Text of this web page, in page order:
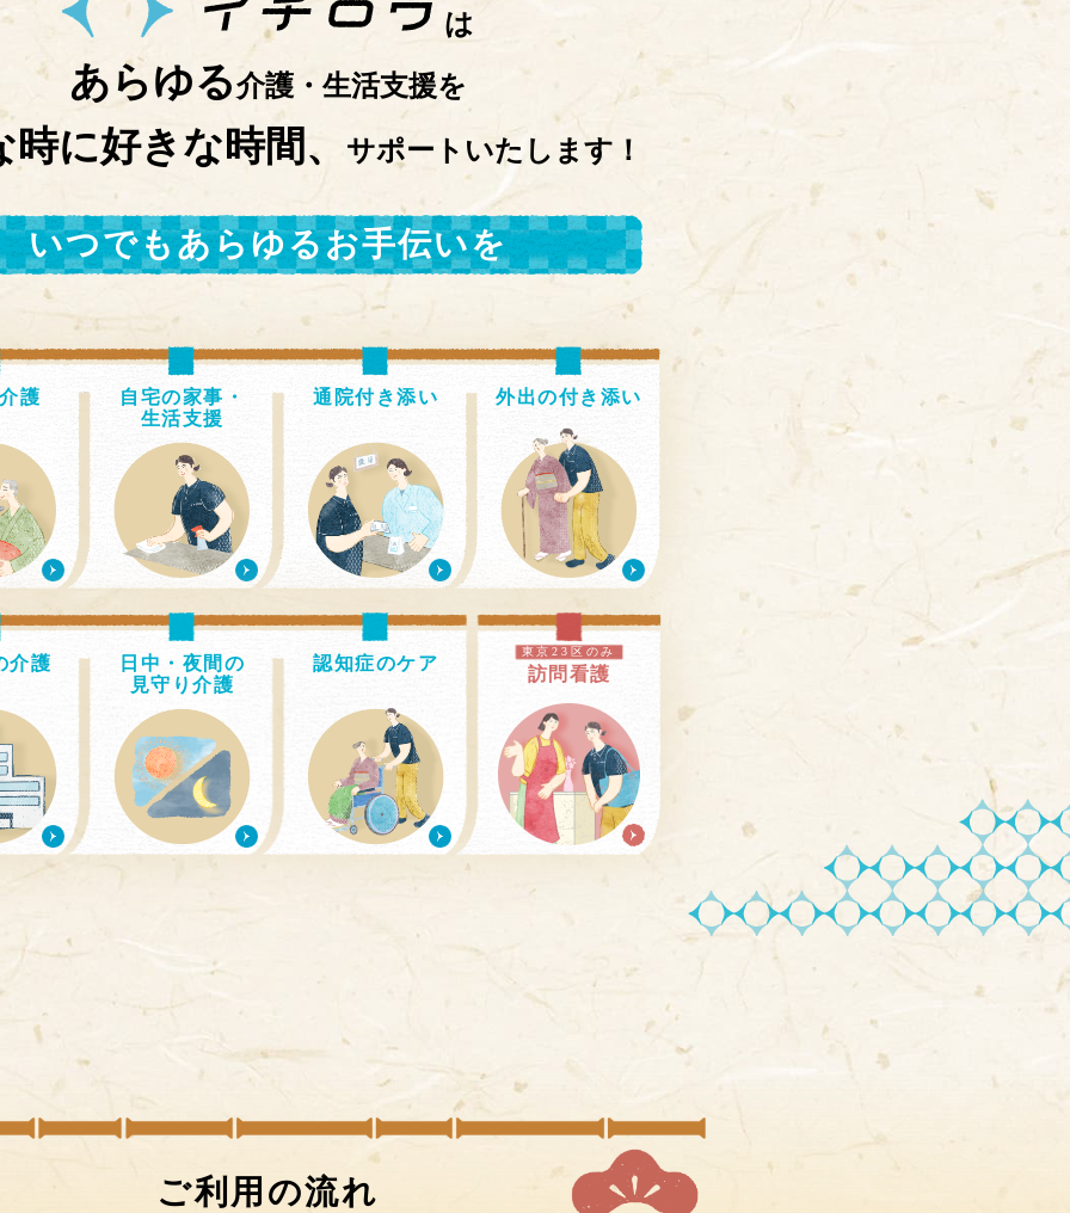
は
あらゆる介護・生活支援を
に好きな時間、 サポートいたします！
いつでもあらゆるお手伝いを
護
自宅の家事・
生活支援
通院付き添い 外出の付き添い
介護
日中・夜間の
見守り介護
認知症のケア
東京23区のみ
訪問看護
ご利用の流れ